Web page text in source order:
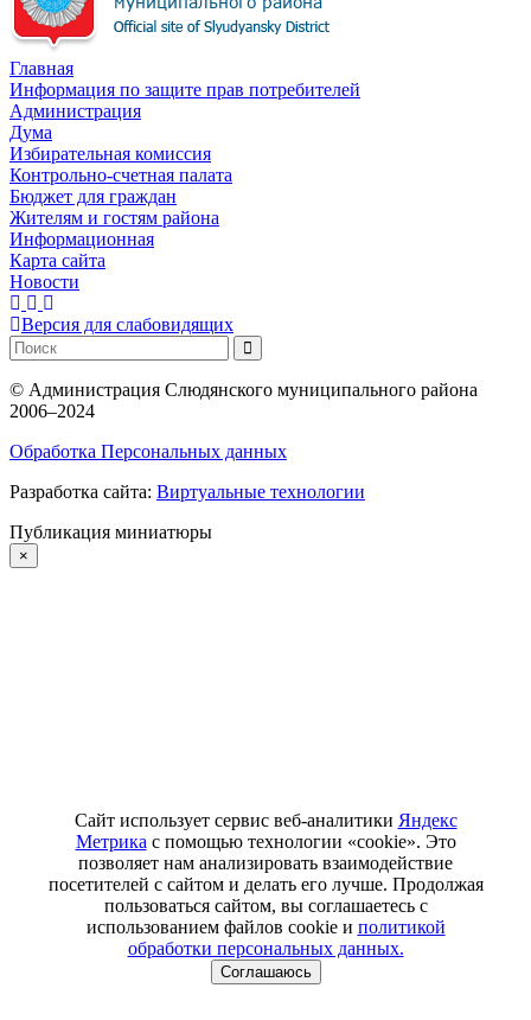
Главная
Информация по защите прав потребителей
Администрация
Дума
Избирательная комиссия
Контрольно-счетная палата
Бюджет для граждан
Жителям и гостям района
Информационная
Карта сайта
Новости
Версия для слабовидящих
© Администрация Слюдянского муниципального района
2006–2024
Обработка Персональных данных
Разработка сайта: Виртуальные технологии
Публикация миниатюры
×
Сайт использует сервис веб-аналитики Яндекс
Метрика с помощью технологии «cookie». Это
позволяет нам анализировать взаимодействие
посетителей с сайтом и делать его лучше. Продолжая
пользоваться сайтом, вы соглашаетесь с
использованием файлов cookie и политикой
обработки персональных данных.
Соглашаюсь